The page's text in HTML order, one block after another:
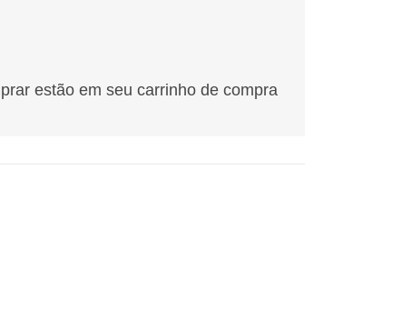
estão em seu carrinho de compra